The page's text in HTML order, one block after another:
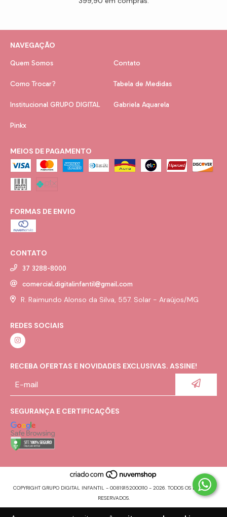
NAVEGAÇÃO
Quem Somos Contato
Como Trocar? Tabela de Medidas
Institucional GRUPO DIGITAL Gabriela Aquarela
Pinkx
MEIOS DE PAGAMENTO
FORMAS DE ENVIO
CONTATO
37 3288-8000
comercial.digitalinfantil@gmail.com
R. Raimundo Alonso da Silva, 557. Solar - Araújos/MG
REDES SOCIAIS
RECEBA OFERTAS E NOVIDADES EXCLUSIVAS. ASSINE!
SEGURANÇA E CERTIFICAÇÕES
COPYRIGHT GRUPO DIGITAL INFANTIL - 00819152000110 - 2026. TODOS OS DIREITOS
RESERVADOS.